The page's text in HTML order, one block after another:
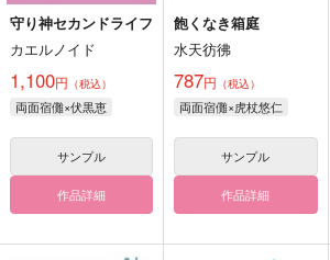
守り神セカンドライフ
カエルノイド
1,100円 （税込）
両面宿儺×伏黒恵
サンプル
作品詳細
飽くなき箱庭
水天彷彿
787円 （税込）
両面宿儺×虎杖悠仁
サンプル
作品詳細